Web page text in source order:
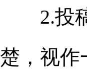
2.投稿
楚，视作